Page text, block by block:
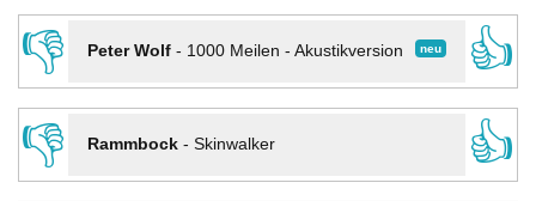
👎
neu
Peter Wolf- 1000 Meilen - Akustikversion
👍
👎
Rammbock- Skinwalker
👍